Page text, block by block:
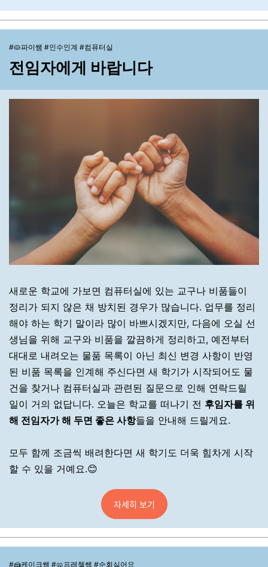
#🥧파이쌤 #인수인계 #컴퓨터실
전임자에게 바랍니다
새로운 학교에 가보면 컴퓨터실에 있는 교구나 비품들이
정리가 되지 않은 채 방치된 경우가 많습니다. 업무를 정리
해야 하는 학기 말이라 많이 바쁘시겠지만, 다음에 오실 선
생님을 위해 교구와 비품을 깔끔하게 정리하고, 예전부터
대대로 내려오는 물품 목록이 아닌 최신 변경 사항이 반영
된 비품 목록을 인계해 주신다면 새 학기가 시작되어도 물
건을 찾거나 컴퓨터실과 관련된 질문으로 인해 연락드릴
일이 거의 없답니다. 오늘은 학교를 떠나기 전 후임자를 위
해 전임자가 해 두면 좋은 사항들을 안내해 드릴게요.
모두 함께 조금씩 배려한다면 새 학기도 더욱 힘차게 시작
할 수 있을 거예요.😊
자세히 보기
#🍰케이크쌤 #🥨프레첼쌤 #순회싫어요